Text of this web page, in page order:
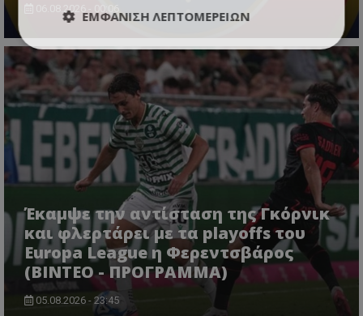
06.08.2026 - 00:06
Έκαμψε την αντίσταση της Γκόρνικ
και φλερτάρει με τα playoffs του
Europa League η Φερεντσβάρος
(ΒΙΝΤΕΟ - ΠΡΟΓΡΑΜΜΑ)
05.08.2026 - 23:45
ΕΜΦΆΝΙΣΗ ΛΕΠΤΟΜΕΡΕΙΏΝ